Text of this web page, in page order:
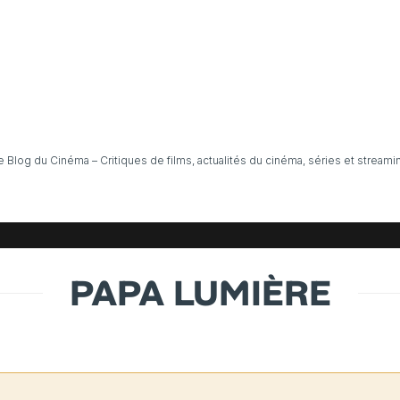
Blog du Cinéma – Critiques de films, actualités du cinéma, séries et
PAPA LUMIÈRE